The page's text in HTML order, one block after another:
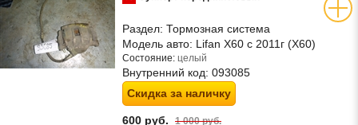
Раздел: Тормозная система
Модель авто: Lifan X60 с 2011г (Х60)
Состояние: целый
Внутренний код: 093085
Скидка за наличку
600 руб. 1 000 руб.